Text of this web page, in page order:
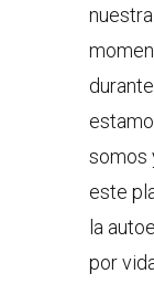
somos
este
la
por